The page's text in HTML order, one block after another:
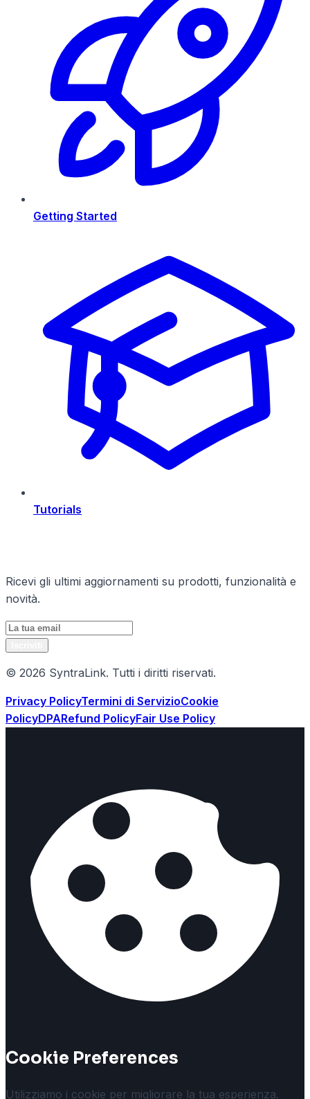
Getting Started
Tutorials
Ricevi gli ultimi aggiornamenti su prodotti, funzionalità e
novità.
© 2026 SyntraLink. Tutti i diritti riservati.
Privacy PolicyTermini di ServizioCookie
PolicyDPARefund PolicyFair Use Policy
Cookie Preferences
Utilizziamo i cookie per migliorare la tua esperienza.